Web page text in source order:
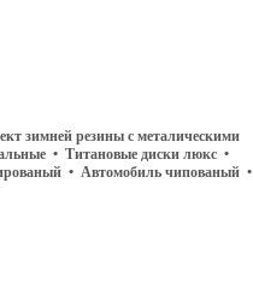
зимней резины с металическими
• Титановые диски люкс •
• Автомобиль чипованый •